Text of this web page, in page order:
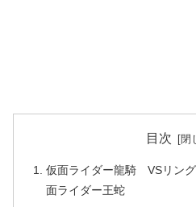
目次
仮面ライダー龍騎 VSリン
面ライダー王蛇